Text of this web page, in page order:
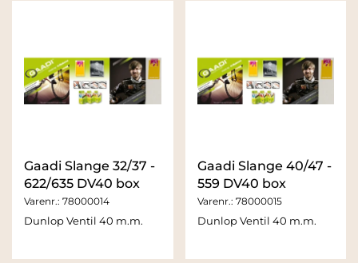
Gaadi Slange 32/37 -
622/635 DV40 box
Varenr.: 78000014
Dunlop Ventil 40 m.m.
Gaadi Slange 40/47 -
559 DV40 box
Varenr.: 78000015
Dunlop Ventil 40 m.m.